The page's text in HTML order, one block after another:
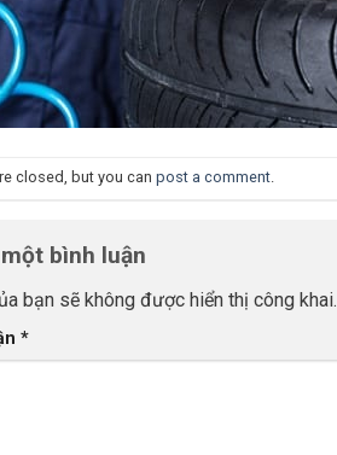
closed, but you can post a comment
bình luận
bạn sẽ không được hiển thị công khai.
*